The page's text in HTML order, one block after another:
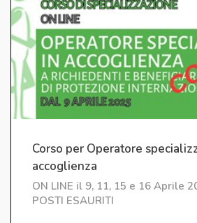
Corso per Operatore
accoglienza
ON LINE il 9, 11, 15 e 16 Aprile
POSTI ESAURITI